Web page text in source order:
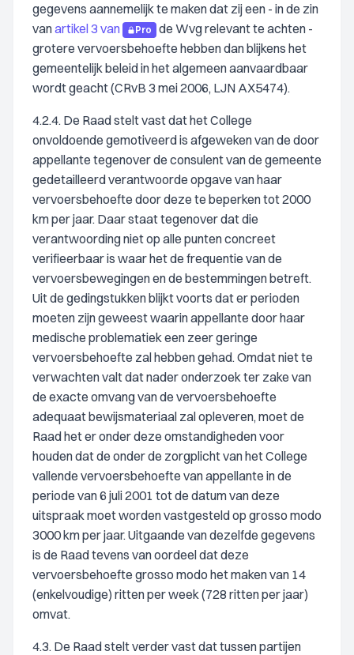
gegevens aannemelijk te maken dat zij een - in de zin
vanartikel 3 van Pro
de Wvg relevant te achten -
grotere vervoersbehoefte hebben dan blijkens het
gemeentelijk beleid in het algemeen aanvaardbaar
wordt geacht (CRvB 3 mei 2006, LJN AX5474).
4.2.4. De Raad stelt vast dat het College
onvoldoende gemotiveerd is afgeweken van de door
appellante tegenover de consulent van de gemeente
gedetailleerd verantwoorde opgave van haar
vervoersbehoefte door deze te beperken tot 2000
km per jaar. Daar staat tegenover dat die
verantwoording niet op alle punten concreet
verifieerbaar is waar het de frequentie van de
vervoersbewegingen en de bestemmingen betreft.
Uit de gedingstukken blijkt voorts dat er perioden
moeten zijn geweest waarin appellante door haar
medische problematiek een zeer geringe
vervoersbehoefte zal hebben gehad. Omdat niet te
verwachten valt dat nader onderzoek ter zake van
de exacte omvang van de vervoersbehoefte
adequaat bewijsmateriaal zal opleveren, moet de
Raad het er onder deze omstandigheden voor
houden dat de onder de zorgplicht van het College
vallende vervoersbehoefte van appellante in de
periode van 6 juli 2001 tot de datum van deze
uitspraak moet worden vastgesteld op grosso modo
3000 km per jaar. Uitgaande van dezelfde gegevens
is de Raad tevens van oordeel dat deze
vervoersbehoefte grosso modo het maken van 14
(enkelvoudige) ritten per week (728 ritten per jaar)
omvat.
4.3. De Raad stelt verder vast dat tussen partijen